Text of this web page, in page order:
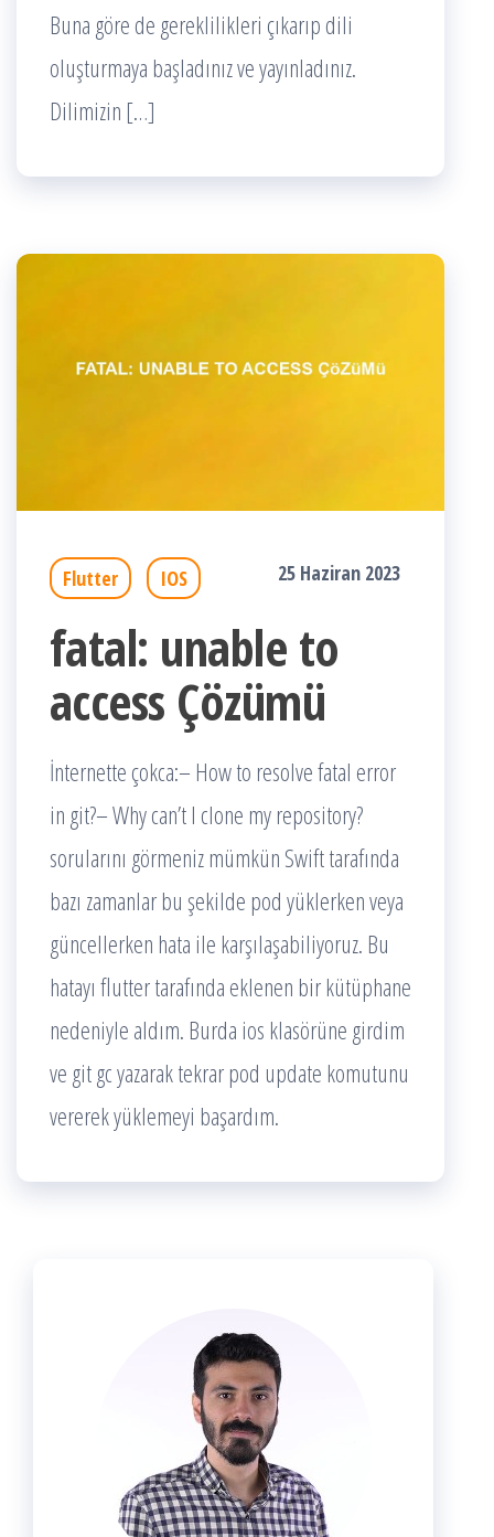
Buna göre de gereklilikleri çıkarıp dili
oluşturmaya başladınız ve yayınladınız.
Dilimizin […]
Flutter IOS 25 Haziran 2023
fatal: unable to
access Çözümü
İnternette çokca:– How to resolve fatal error
in git?– Why can’t I clone my repository?
sorularını görmeniz mümkün Swift tarafında
bazı zamanlar bu şekilde pod yüklerken veya
güncellerken hata ile karşılaşabiliyoruz. Bu
hatayı flutter tarafında eklenen bir kütüphane
nedeniyle aldım. Burda ios klasörüne girdim
ve git gc yazarak tekrar pod update komutunu
vererek yüklemeyi başardım.